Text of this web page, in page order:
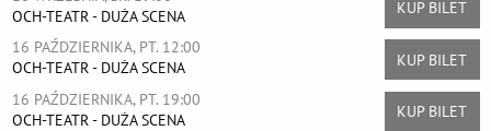
OCH-TEATR - DUŻA SCENA
KUP BILET
16 PAŹDZIERNIKA, PT. 12:00
OCH-TEATR - DUŻA SCENA
KUP BILET
16 PAŹDZIERNIKA, PT. 19:00
OCH-TEATR - DUŻA SCENA
KUP BILET